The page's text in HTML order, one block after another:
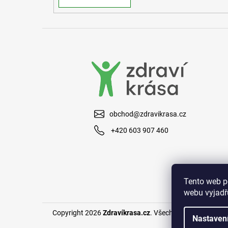
Tento web
webu
obchod@zdravikrasa.cz
+420 603 907 460
Copyright 2026Zdravíkrasa.cz. Všechna práva